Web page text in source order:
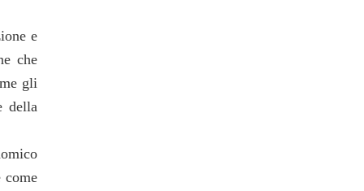
e
che
gli
della
come